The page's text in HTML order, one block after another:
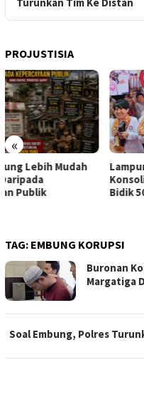
PROJUSTISIA
«
Lampung Jadi Titik
Konsolidasi PRI, Nazaruddin
Bidik 50 Persen Kursi DPR RI
TAG: EMBUNG KORUPSI
Buronan
Margatiga
Soal Embung, Polres